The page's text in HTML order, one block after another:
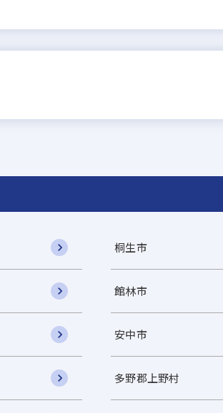
桐生市
館林市
安中市
多野郡上野村